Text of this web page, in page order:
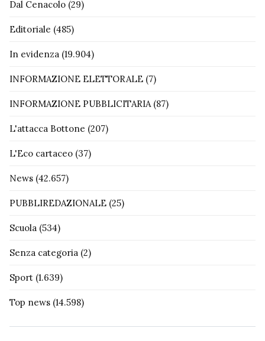
Dal Cenacolo (29)
Editoriale (485)
In evidenza (19.904)
INFORMAZIONE ELETTORALE (7)
INFORMAZIONE PUBBLICITARIA(87)
L'attacca Bottone (207)
L'Eco cartaceo (37)
News (42.657)
PUBBLIREDAZIONALE (25)
Scuola (534)
Senza categoria (2)
Sport (1.639)
Top news (14.598)